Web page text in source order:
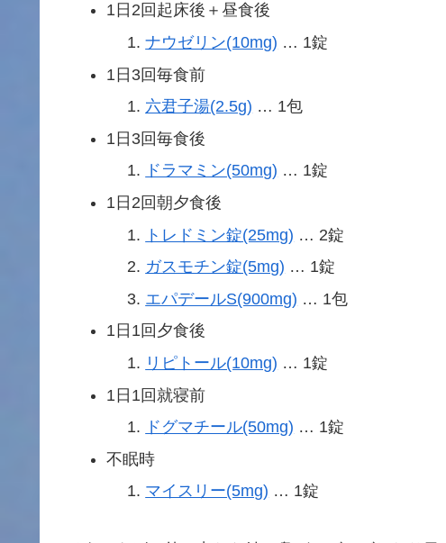
1日2回起床後＋昼食後
ナウゼリン(10mg) … 1錠
1日3回毎食前
六君子湯(2.5g) … 1包
1日3回毎食後
ドラマミン(50mg) … 1錠
1日2回朝夕食後
トレドミン錠(25mg) … 2錠
ガスモチン錠(5mg) … 1錠
エパデールS(900mg) … 1包
1日1回夕食後
リピトール(10mg) … 1錠
1日1回就寝前
ドグマチール(50mg) … 1錠
不眠時
マイスリー(5mg) … 1錠